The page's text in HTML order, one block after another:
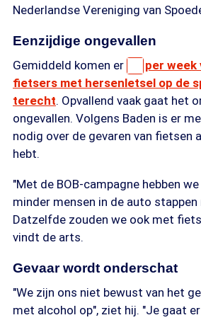
Nederlandse Vereniging van
Eenzijdige ongevallen
Gemiddeld komen er
per week
fietsers met hersenletsel op de
terecht. Opvallend vaak gaat het
ongevallen. Volgens Baden is er
nodig over de gevaren van fietsen
hebt.
"Met de BOB-campagne hebben
minder mensen in de auto
Datzelfde zouden we ook met
vindt de arts.
Gevaar wordt onderschat
"We zijn ons niet bewust van het
met alcohol op", ziet hij. "Je gaat